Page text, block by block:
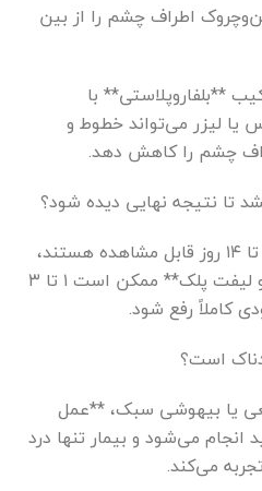
چین‌وچروک اطراف چشم را از بین
**بلفاروپلاستی** با
یا لیزر می‌تواند خطوط و
چشم را کاهش دهد.
نتایج اولیه معمولاً بعد از ۷ تا ۱۴ روز قابل مشاهده هستند،
اما **نتایج کامل عمل پلک و لیفت پلک** ممکن است ۱ تا ۳
کاملاً رفع شود.
یا بیهوشی سبک، **عمل
انجام می‌شود و بیمار تنها درد
می‌کند.